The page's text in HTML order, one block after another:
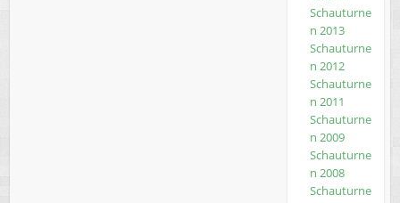
Schauturne
n 2013
Schauturne
n 2012
Schauturne
n 2011
Schauturne
n 2009
Schauturne
n 2008
Schauturne